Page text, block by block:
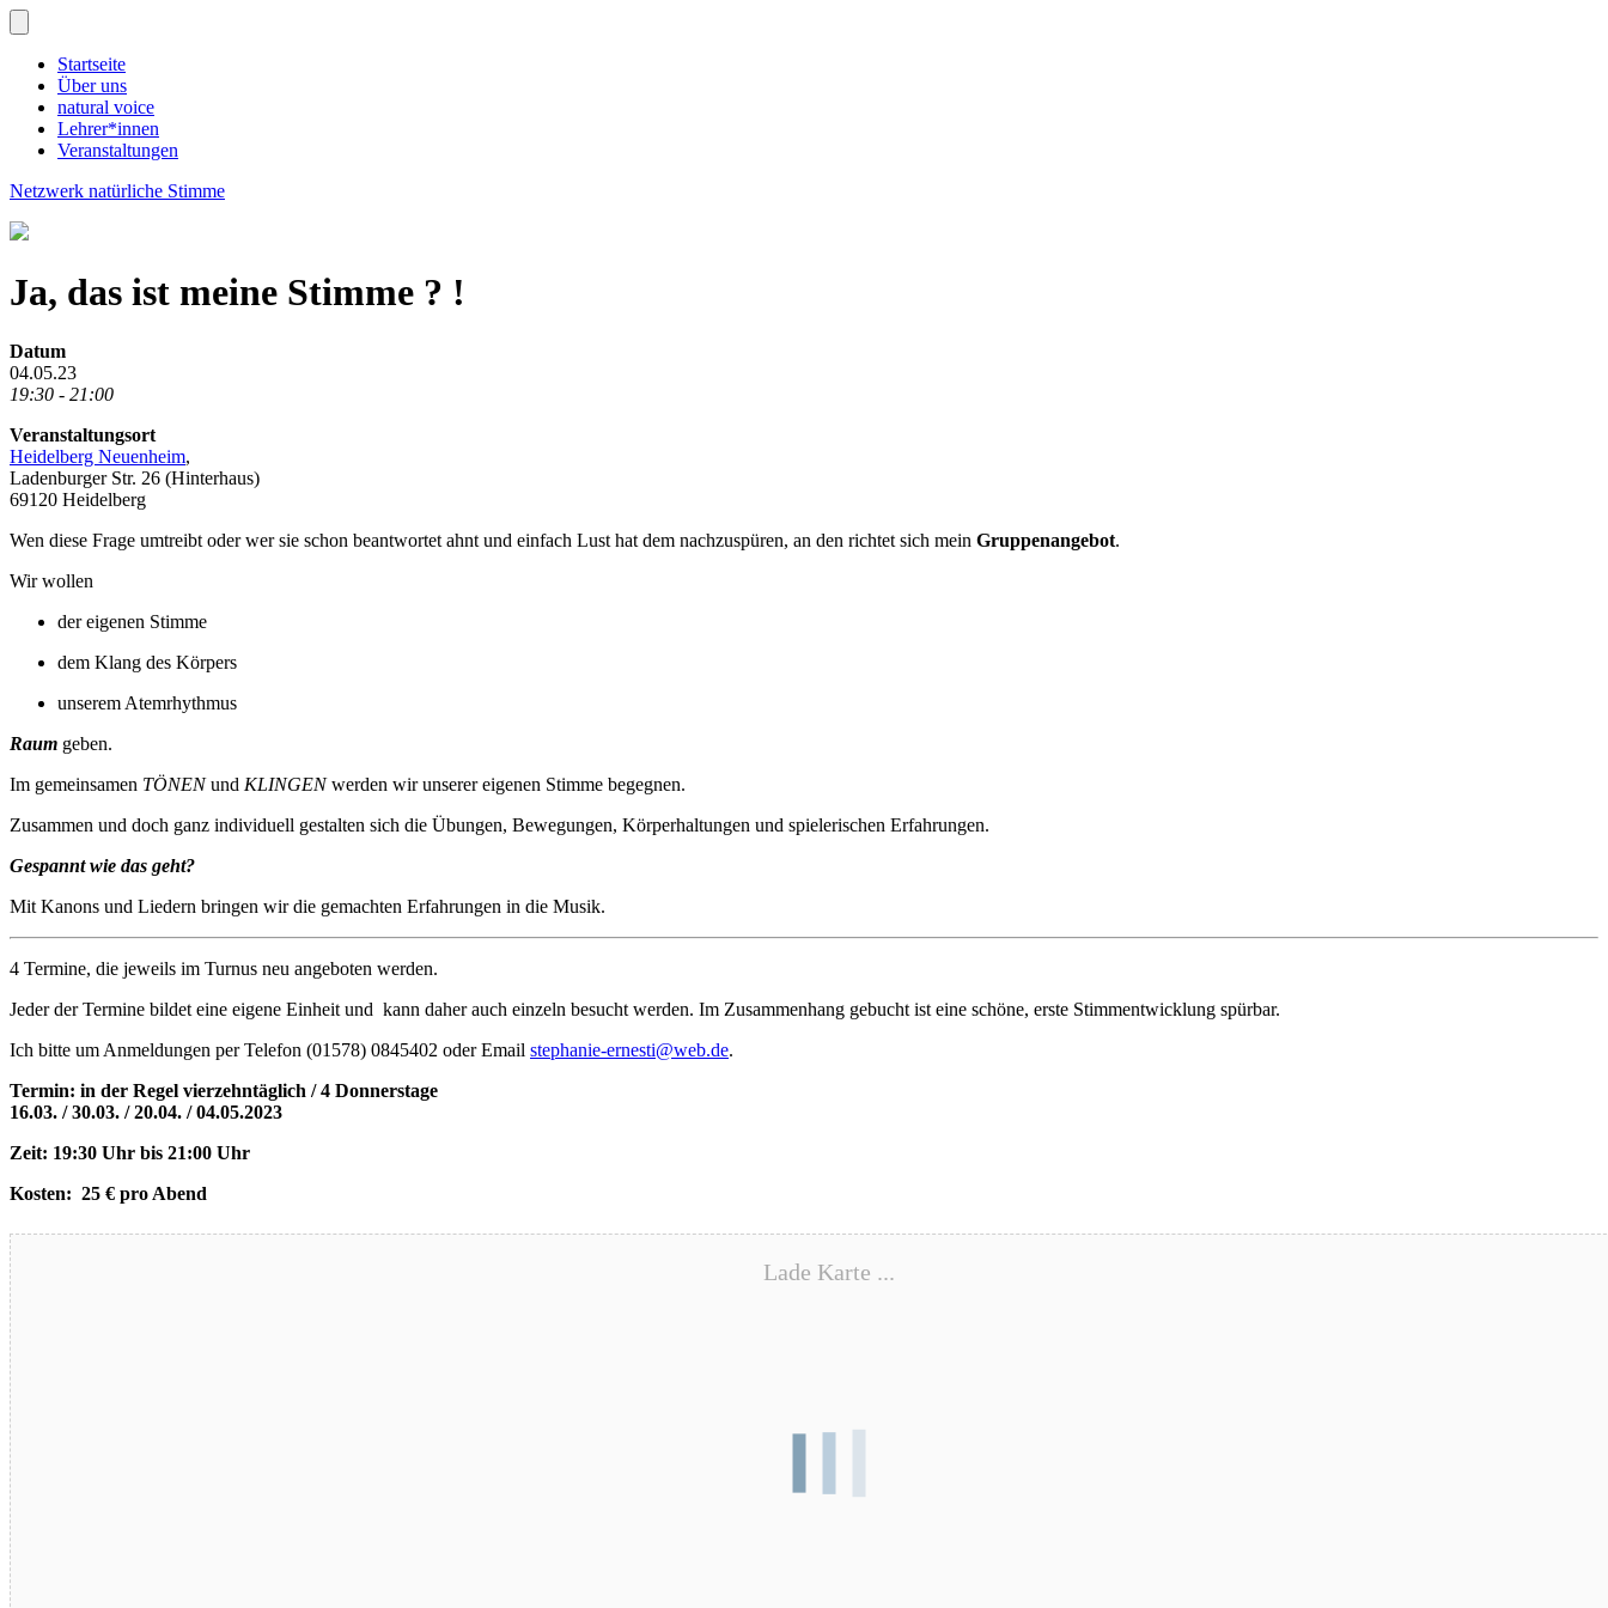
Startseite
Über uns
natural voice
Lehrer*innen
Veranstaltungen
Netzwerk natürliche Stimme
Ja, das ist meine Stimme ? !
Datum
04.05.23
19:30 - 21:00
Veranstaltungsort
Heidelberg Neuenheim,
Ladenburger Str. 26 (Hinterhaus)
69120 Heidelberg
Wen diese Frage umtreibt oder wer sie schon beantwortet ahnt und einfach Lust hat dem nachzuspüren, an den richtet sich mein Gruppenangebot.
Wir wollen
der eigenen Stimme
dem Klang des Körpers
unserem Atemrhythmus
Raum geben.
Im gemeinsamen TÖNENund KLINGENwerden wir unserer eigenen Stimme begegnen.
Zusammen und doch ganz individuell gestalten sich die Übungen, Bewegungen, Körperhaltungen und spielerischen Erfahrungen.
Gespannt wie das geht?
Mit Kanons und Liedern bringen wir die gemachten Erfahrungen in die Musik.
4 Termine, die jeweils im Turnus neu angeboten werden.
Jeder der Termine bildet eine eigene Einheit und kann daher auch einzeln besucht werden. Im Zusammenhang gebucht ist eine schöne, erste Stimmentwicklung spürbar.
Ich bitte um Anmeldungen per Telefon (01578) 0845402 oder Email stephanie-ernesti@web.de.
Termin: in der Regel vierzehntäglich / 4 Donnerstage
16.03. / 30.03. / 20.04. / 04.05.2023
Zeit: 19:30 Uhr bis 21:00 Uhr
Kosten: 25 € pro Abend
Lade Karte ...